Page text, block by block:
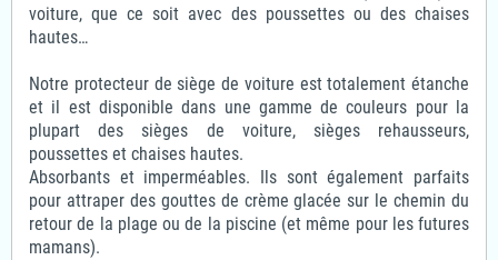
voiture, que ce soit avec des poussettes ou des chaises
hautes…
Notre protecteur de siège de voiture est totalement étanche
et il est disponible dans une gamme de couleurs pour la
plupart des sièges de voiture, sièges rehausseurs,
poussettes et chaises hautes.
Absorbants et imperméables. Ils sont également parfaits
pour attraper des gouttes de crème glacée sur le chemin du
retour de la plage ou de la piscine (et même pour les futures
mamans).